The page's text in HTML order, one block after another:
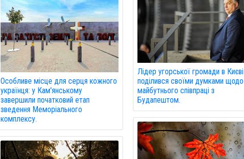
Особливе місце для серця кожного
українця: у Кам'янському
завершили початковий етап
зведення Меморіального
комплексу.
Лідер угорської громади в Києві
поділився своїми думками щодо
майбутнього співпраці з
Будапештом.